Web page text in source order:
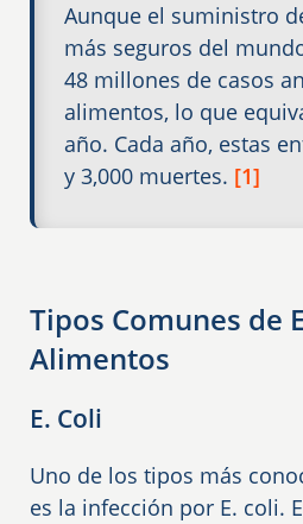
Aunque el suministro
más seguros del
48 millones de casos
alimentos, lo que
año. Cada año, estas
y 3,000 muertes. [1]
Tipos Comunes de
Alimentos
E. Coli
Uno de los tipos más
es la infección por E. coli.